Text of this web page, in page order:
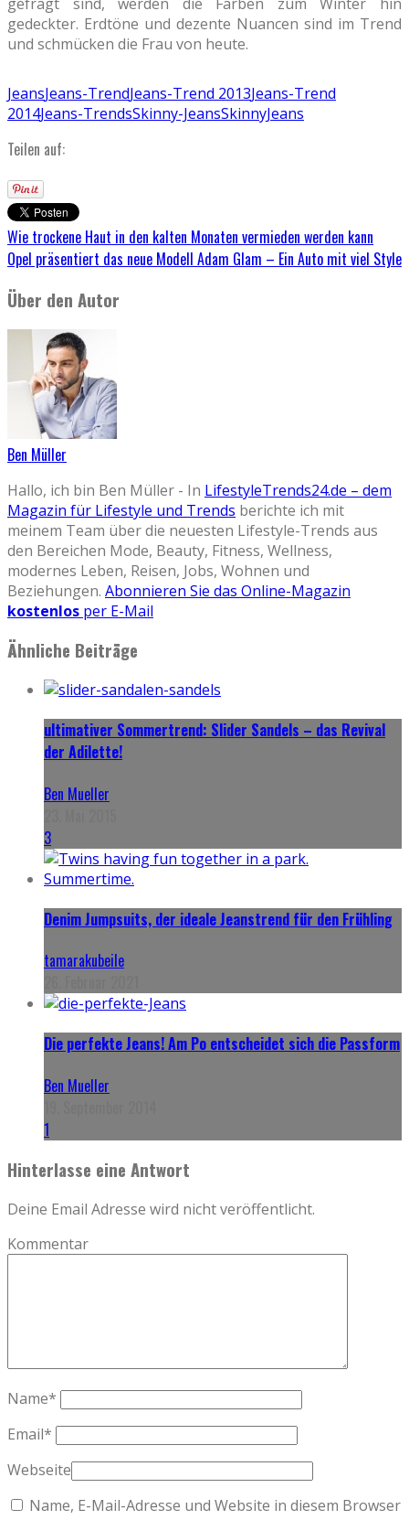
gedeckter. Erdtöne und dezente Nuancen sind im Trend
und schmücken die Frau von heute.
JeansJeans-TrendJeans-Trend 2013Jeans-Trend
2014Jeans-TrendsSkinny-JeansSkinnyJeans
Teilen auf:
Wie trockene Haut in den kalten Monaten vermieden werden kann
Opel präsentiert das neue Modell Adam Glam – Ein Auto mit viel Style
Über den Autor
Ben Müller
Hallo, ich bin Ben Müller - In LifestyleTrends24.de – dem
Magazin für Lifestyle und Trends berichte ich mit
meinem Team über die neuesten Lifestyle-Trends aus
den Bereichen Mode, Beauty, Fitness, Wellness,
modernes Leben, Reisen, Jobs, Wohnen und
Beziehungen. Abonnieren Sie das Online-Magazin
kostenlos per E-Mail
Ähnliche Beiträge
ultimativer Sommertrend: Slider Sandels – das Revival
der Adilette!
Ben Mueller
3
Denim Jumpsuits, der ideale Jeanstrend für den Frühling
tamarakubeile
Die perfekte Jeans! Am Po entscheidet sich die Passform
Ben Mueller
1
Hinterlasse eine Antwort
Deine Email Adresse wird nicht veröffentlicht.
Kommentar
Name*
Email*
Webseite
Name, E-Mail-Adresse und Website in diesem Browser